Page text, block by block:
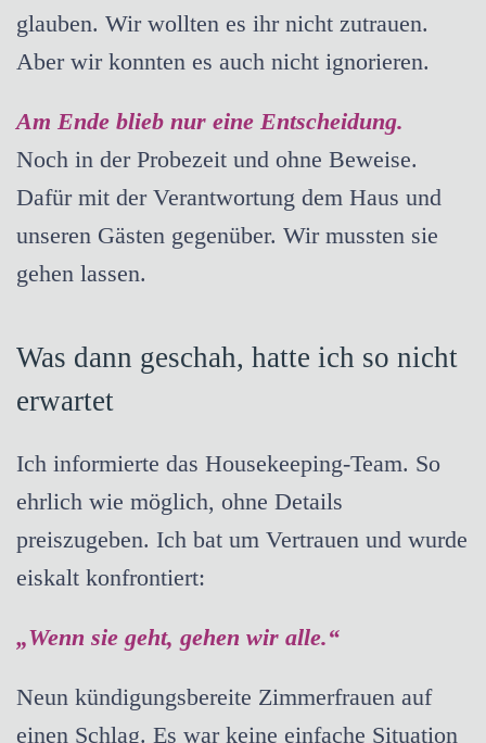
glauben. Wir wollten es ihr nicht zutrauen.
Aber wir konnten es auch nicht ignorieren.
Am Ende blieb nur eine Entscheidung.
Noch in der Probezeit und ohne Beweise.
Dafür mit der Verantwortung dem Haus und
unseren Gästen gegenüber. Wir mussten sie
gehen lassen.
Was dann geschah, hatte ich so nicht
erwartet
Ich informierte das Housekeeping-Team. So
ehrlich wie möglich, ohne Details
preiszugeben. Ich bat um Vertrauen und wurde
eiskalt konfrontiert:
„Wenn sie geht, gehen wir alle.“
Neun kündigungsbereite Zimmerfrauen auf
einen Schlag. Es war keine einfache Situation